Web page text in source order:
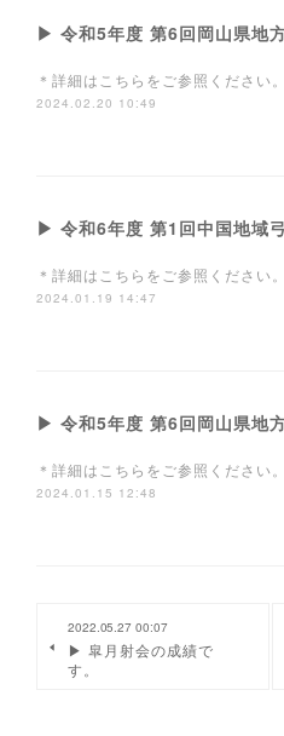
▶ 令和5年度 第6回岡山県地
＊詳細はこちらをご参照ください。
2024.02.20 10:49
＊詳細はこちらをご参照ください。
2024.01.19 14:47
▶ 令和5年度 第6回岡山県地
＊詳細はこちらをご参照ください。
2024.01.15 12:48
2022.05.27 00:07
▶ 皐月射会の成績で
す。